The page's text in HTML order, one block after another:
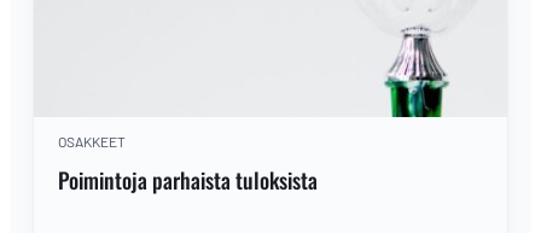
OSAKKEET
Poimintoja parhaista tuloksista